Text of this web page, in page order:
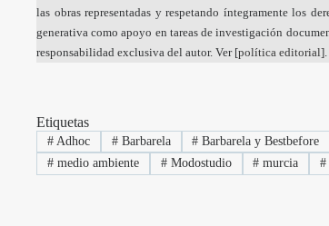
las obras representadas y respetando íntegramente los
generativa como apoyo en tareas de investigación
responsabilidad exclusiva del autor. Ver [política editorial].
Etiquetas
#Adhoc #Barbarela # Barbarela y Bestbefore
#medio ambiente #Modostudio # murcia #